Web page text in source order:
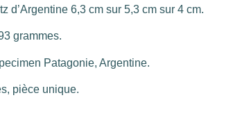
d’Argentine 6,3 cm sur 5,3 cm sur 4 cm.
grammes.
Patagonie, Argentine.
pièce unique.